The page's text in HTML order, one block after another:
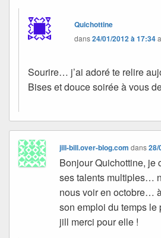
Quichottine
dans24/01/2012 à 17:34
Sourire… j’ai adoré te relire
Bises et douce soirée à vous
jill-bill.over-blog.com dans28/
Bonjour Quichottine, je
ses talents multiples…
nous voir en octobre…
son emploi du temps le
jill merci pour elle !